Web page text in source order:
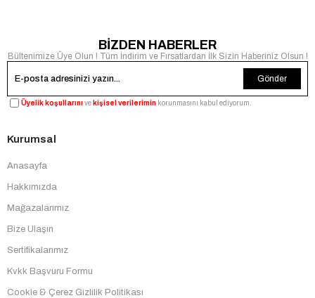
BİZDEN HABERLER
Bültenimize Üye Olun ! Tüm İndirim ve Fırsatlardan İlk Sizin Haberiniz Olsun !
Gönder
Üyelik koşullarınıve kişisel verilerimin korunmasını kabul ediyorum.
Kurumsal
Anasayfa
Hakkımızda
Mağazalarımız
Bize Ulaşın
Sertifikalarımız
Kvkk Başvuru Formu
Cookie & Çerez Gizlilik Politikası